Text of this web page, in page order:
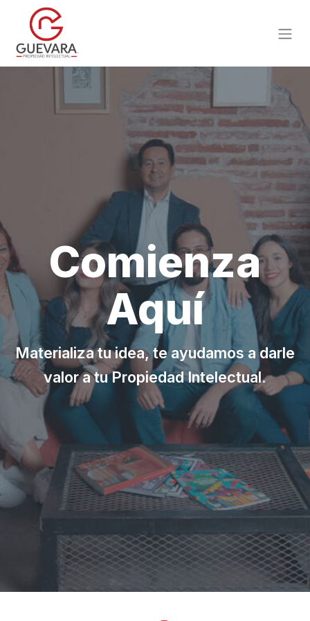
Comienza
Aquí
Materializa tu idea, te ayudamos a darle
valor a tu Propiedad Intelectual.